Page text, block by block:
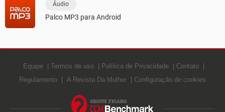
Áudio
Palco MP3 para Android
Equipe Termos de uso Política de Privacidade
Contato
Regulamento
A Revista Da Mulher Configuração de cookies